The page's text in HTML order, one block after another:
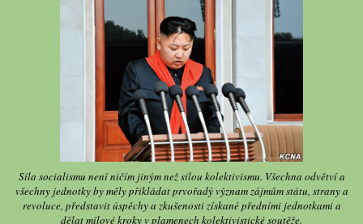
Síla socialismu není ničím jiným než silou kolektivismu. Všechna odvětví a
všechny jednotky by měly přikládat prvořadý význam zájmům státu, strany a
revoluce, představit úspěchy a zkušenosti získané předními jednotkami a
dělat mílové kroky v plamenech kolektivistické soutěže.